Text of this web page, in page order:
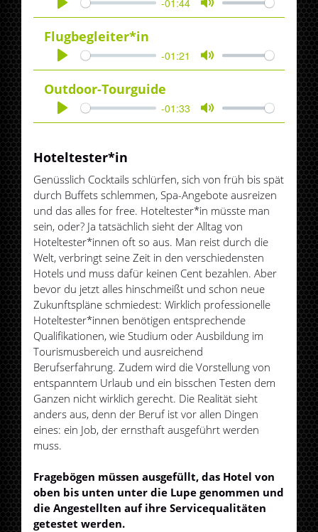
Play Mute
Flugbegleiter*in
Play
-01:21
Mute
Outdoor-Tourguide
Play
-01:33
Mute
Hoteltester*in
Genüsslich Cocktails schlürfen, sich von früh bis spät
durch Buffets schlemmen, Spa-Angebote ausreizen
und das alles for free. Hoteltester*in müsste man
sein, oder? Ja tatsächlich sieht der Alltag von
Hoteltester*innen oft so aus. Man reist durch die
Welt, verbringt seine Zeit in den verschiedensten
Hotels und muss dafür keinen Cent bezahlen. Aber
bevor du jetzt alles hinschmeißt und schon neue
Zukunftspläne schmiedest: Wirklich professionelle
Hoteltester*innen benötigen entsprechende
Qualifikationen, wie Studium oder Ausbildung im
Tourismusbereich und ausreichend
Berufserfahrung. Zudem wird die Vorstellung von
entspanntem Urlaub und ein bisschen Testen dem
Ganzen nicht wirklich gerecht. Die Realität sieht
anders aus, denn der Beruf ist vor allen Dingen
eines: ein Job, der ernsthaft ausgeführt werden
muss.
Fragebögen müssen ausgefüllt, das Hotel von
oben bis unten unter die Lupe genommen und
die Angestellten auf ihre Servicequalitäten
getestet werden.